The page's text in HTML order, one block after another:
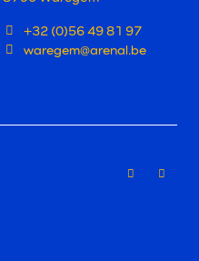
+32 (0)56 49 81 97
waregem@arenal.be